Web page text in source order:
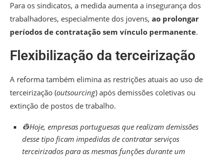
Para os sindicatos, a medida aumenta a insegurança dos
trabalhadores, especialmente dos jovens, ao prolongar
períodos de contratação sem vínculo permanente.
Flexibilização da terceirização
A reforma também elimina as restrições atuais ao uso de
terceirização (outsourcing) após demissões coletivas ou
extinção de postos de trabalho.
👷Hoje, empresas portuguesas que realizam demissões
desse tipo ficam impedidas de contratar serviços
terceirizados para as mesmas funções durante um